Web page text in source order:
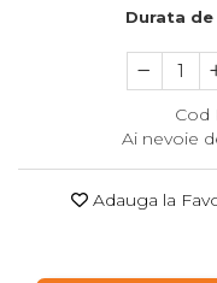
Durata de
Cod
Ai nevoie
Adauga la